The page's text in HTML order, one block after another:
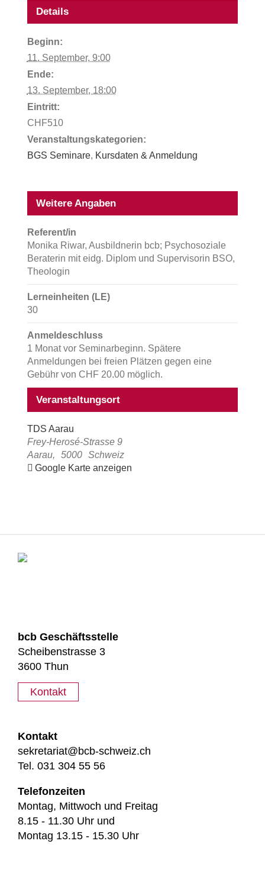
Details
Beginn:
11. September, 9:00
Ende:
13. September, 18:00
Eintritt:
CHF510
Veranstaltungskategorien:
BGS Seminare, Kursdaten & Anmeldung
Veranstaltungsort
TDS Aarau
Frey-Herosé-Strasse 9
Aarau, 5000
Schweiz
Google Karte anzeigen
Weitere Angaben
Referent/in
Monika Riwar, Ausbildnerin bcb; Psychosoziale
Beraterin mit eidg. Diplom und Supervisorin BSO,
Theologin
Lerneinheiten (LE)
30
Anmeldeschluss
1 Monat vor Seminarbeginn. Spätere
Anmeldungen bei freien Plätzen gegen eine
Gebühr von CHF 20.00 möglich.
bcb Geschäftsstelle
Scheibenstrasse 3
3600 Thun
Kontakt
Kontakt
sekretariat@bcb-schweiz.ch
Tel. 031 304 55 56
Telefonzeiten
Montag, Mittwoch und Freitag
8.15 - 11.30 Uhr und
Montag 13.15 - 15.30 Uhr